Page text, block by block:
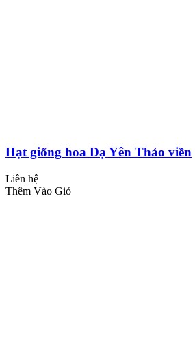
Hạt giống hoa Dạ Yên Thảo viền
Liên hệ
Thêm Vào Giỏ